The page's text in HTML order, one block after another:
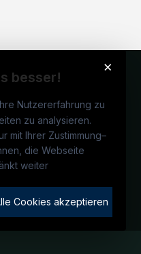
×
besser!
Ihre Nutzererfahrung zu
zu analysieren.
mit Ihrer Zustimmung–
die Webseite
weiter
Cookies akzeptieren